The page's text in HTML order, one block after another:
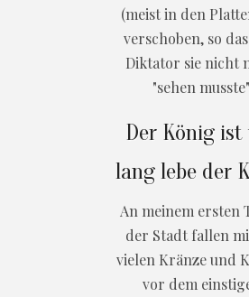
(meist in den
verschoben, so
Diktator sie nicht
"sehen
Der König
lang lebe der
An meinem ersten
der Stadt fallen
vielen Kränze und
vor dem